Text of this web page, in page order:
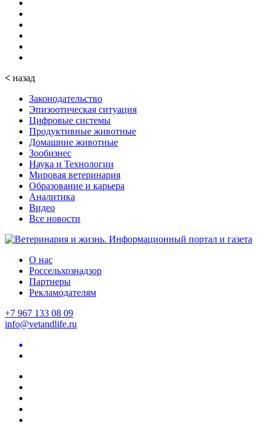
< назад
Законодательство
Эпизоотическая ситуация
Цифровые системы
Продуктивные животные
Домашние животные
Зообизнес
Наука и Технологии
Мировая ветеринария
Образование и карьера
Аналитика
Видео
Все новости
О нас
Россельхознадзор
Партнеры
Рекламодателям
+7 967 133 08 09
info@vetandlife.ru